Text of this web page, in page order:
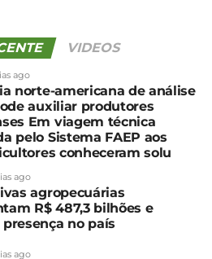
VIDEOS
ago
norte-americana de análise
auxiliar produtores
Em viagem técnica
pelo Sistema FAEP aos
conheceram solu
ago
agropecuárias
R$ 487,3 bilhões e
no país
ago